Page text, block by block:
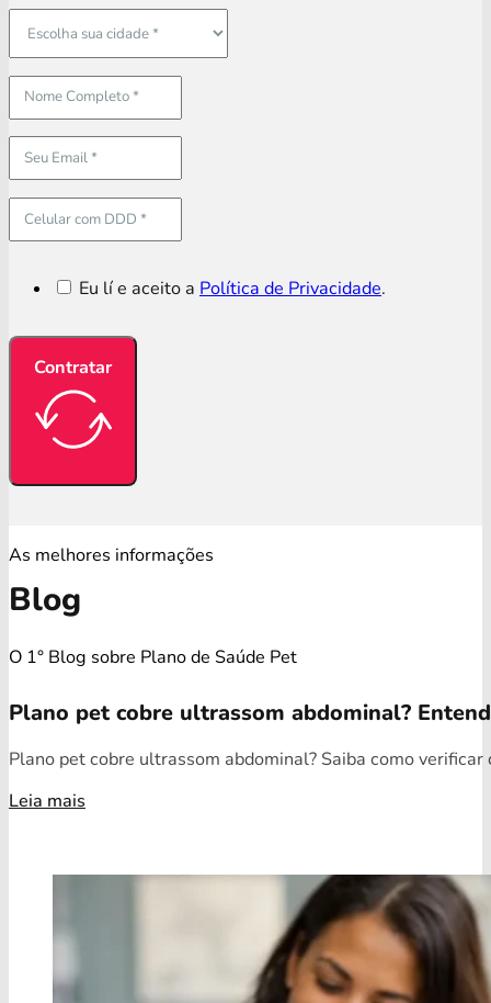
Eu lí e aceito a Política de Privacidade.
Contratar
As melhores informações
Blog
O 1° Blog sobre Plano de Saúde Pet
Plano pet cobre ultrassom abdominal?
Plano pet cobre ultrassom abdominal? Saiba como
Leia mais